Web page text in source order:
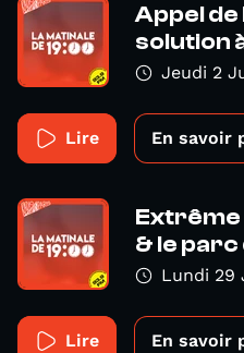
Appel de
solution
Jeudi 2
Lire En savoir
Extrême
& le
Lundi 29
Lire En savoir